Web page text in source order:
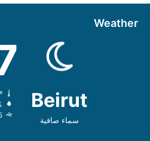
Weather
Beirut
سماء صافية